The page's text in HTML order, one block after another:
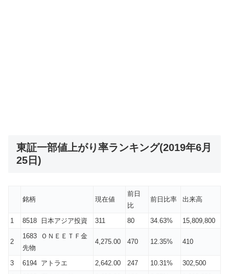
東証一部値上がり率ランキング(2019年6月
25日)
銘柄 現在値
前日
比
前日比率 出来高
1 8518 日本アジア投資 311 80 34.63% 15,809,800
2
1683 ＯＮＥＥＴＦ金
先物
4,275.00 470 12.35% 410
3 6194 アトラエ 2,642.00 247 10.31%
302,500